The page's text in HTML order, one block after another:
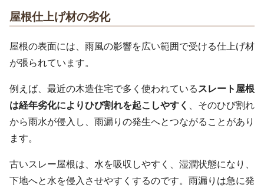
屋根仕上げ材の劣化
屋根の表面には、雨風の影響を広い範囲で受ける仕上げ材
が張られています。
例えば、最近の木造住宅で多く使われている スレート屋根
は経年劣化によりひび割れを起こしやすく
、そのひび割れ
から雨水が侵入し、雨漏りの発生へとつながることがあり
ます。
古いスレー屋根は、水を吸収しやすく、湿潤状態になり、
下地へと水を侵入させやすくするのです。雨漏りは急に発